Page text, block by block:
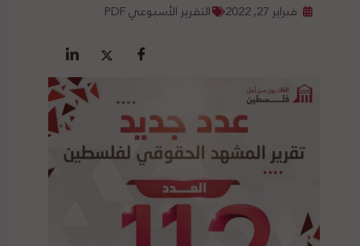
فبراير 27, 2022 التقرير الأسبوعي PDF